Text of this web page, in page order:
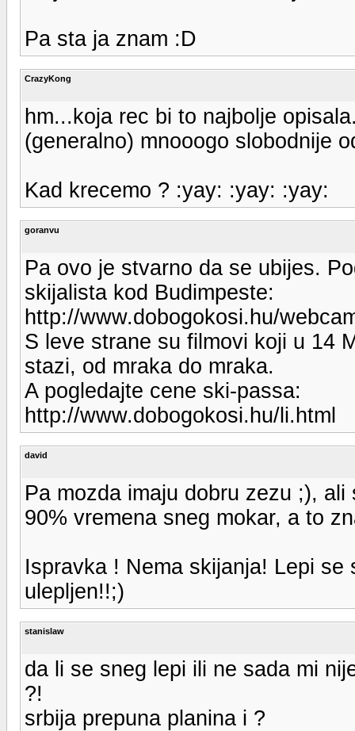
Pa sta ja znam :D
CrazyKong
hm...koja rec bi to najbolje
(generalno) mnooogo slobodnije
Kad krecemo ? :yay: :yay: :yay:
goranvu
Pa ovo je stvarno da se ubijes.
skijalista kod Budimpeste:
http://www.dobogokosi.hu/
S leve strane su filmovi koji u 14
stazi, od mraka do mraka.
A pogledajte cene ski-passa:
http://www.dobogokosi.hu/li.html
david
Pa mozda imaju dobru zezu ;),
90% vremena sneg mokar, a to
Ispravka ! Nema skijanja! Lepi
ulepljen!!;)
stanislaw
da li se sneg lepi ili ne sada mi
?!
srbija prepuna planina i ?